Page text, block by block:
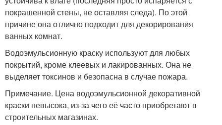
покрашенной стены, не оставляя следа). По этой
причине она отлично подходит для декорирования
ванных комнат.
Водоэмульсионную краску используют для любых
покрытий, кроме клеевых и лакированных. Она не
выделяет токсинов и безопасна в случае пожара.
Примечание. Цена водоэмульсионной декоративной
краски невысока, из-за чего её часто приобретают в
строительных магазинах.